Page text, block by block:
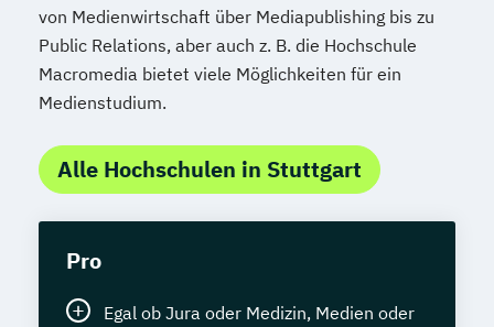
von Medienwirtschaft über Mediapublishing bis zu
Public Relations, aber auch z. B. die Hochschule
Macromedia bietet viele Möglichkeiten für ein
Medienstudium.
Alle Hochschulen in Stuttgart
Pro
Egal ob Jura oder Medizin, Medien oder